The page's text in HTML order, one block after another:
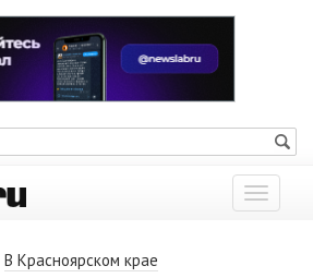
Показать
меню
В Красноярском крае